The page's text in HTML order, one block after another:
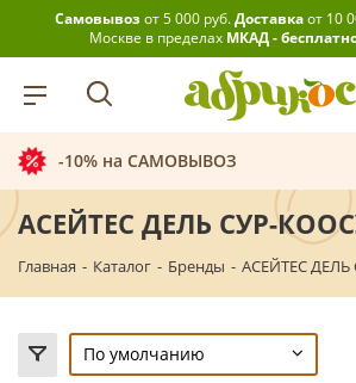
Самовывозот 5 000 руб.Доставкаот 10
Москве в пределах МКАД -
-10% на САМОВЫВОЗ
АСЕЙТЕС ДЕЛЬ СУР-
Главная - Каталог - Бренды - АСЕЙТЕС
По умолчанию